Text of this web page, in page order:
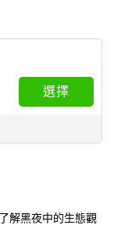
選擇
解黑夜中的生態觀